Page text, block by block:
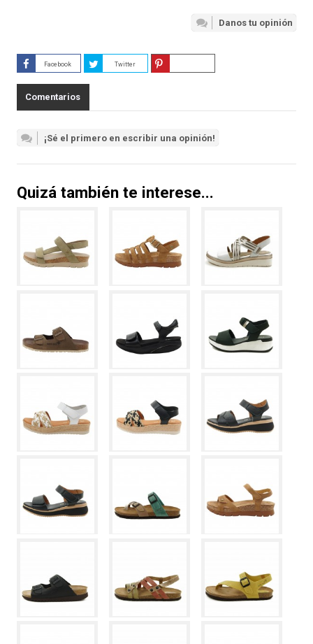
Danos tu opinión
Facebook Twitter
Comentarios
¡Sé el primero en escribir una opinión!
Quizá también te interese...